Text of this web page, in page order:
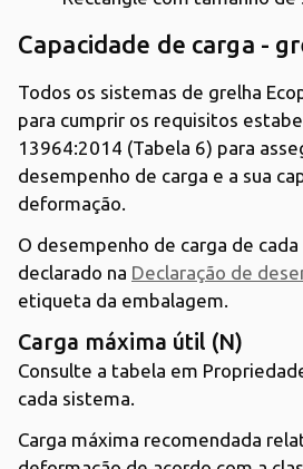
Capacidade de carga -
Todos os sistemas de grelha
para cumprir os requisitos
13964:2014 (Tabela 6) para
desempenho de carga e a sua
deformação.
O desempenho de carga de
declarado na Declaração de
etiqueta da embalagem.
Carga máxima útil (N)
Consulte a tabela em
cada sistema.
Carga máxima recomendada